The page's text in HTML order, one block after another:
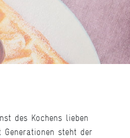
des Kochens lieben
steht der